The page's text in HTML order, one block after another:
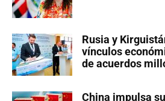
Rusia y
vínculos
de acuerdos
China impulsa